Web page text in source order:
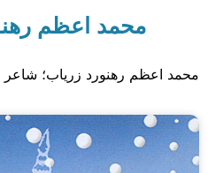
محمد اعظم
محمد اعظم رهنورد زریاب؛ شاعر